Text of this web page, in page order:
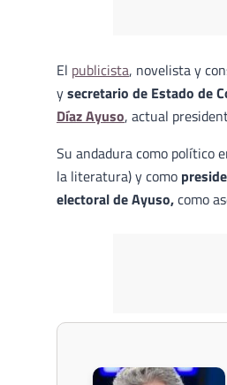
El publicista, novelista y
ysecretario de Estado de
Díaz Ayuso, actual
Su andadura como político
la literatura) y como
electoral de Ayuso,como